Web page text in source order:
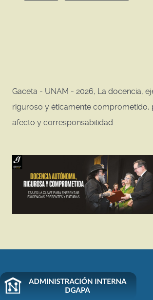
Gaceta - UNAM - 2026, La docencia,
riguroso y éticamente comprometido,
afecto y corresponsabilidad